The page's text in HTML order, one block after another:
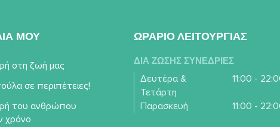
ΜΟΥ
στη ζωή μας
σε περιπέτειες!
του ανθρώπου
χρόνο
ΩΡΑΡΙΟ ΛΕΙΤΟΥΡΓΙΑΣ
ΔΙΑ ΖΩΣΗΣ ΣΥΝΕΔΡΙΕΣ
Δευτέρα &
Τετάρτη
11:00 -
Παρασκευή 11:00 -